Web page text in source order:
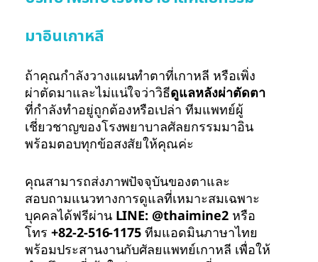
มาอินเกาหลี
ถ้าคุณกำลังวางแผนทำตาที่เกาหลี หรือเพิ่ง
ผ่าตัดมาและไม่แน่ใจว่าวิธีดูแลหลังผ่าตัดตา
ที่กำลังทำอยู่ถูกต้องหรือเปล่า ทีมแพทย์ผู้
เชี่ยวชาญของโรงพยาบาลศัลยกรรมมาอิน
พร้อมตอบทุกข้อสงสัยให้คุณค่ะ
คุณสามารถส่งภาพปัจจุบันของตาและ
สอบถามแนวทางการดูแลที่เหมาะสมเฉพาะ
บุคคลได้ฟรีผ่าน LINE: @thaimine2หรือ
โทร +82-2-516-1175 ทีมแอดมินภาษาไทย
พร้อมประสานงานกับศัลยแพทย์เกาหลี เพื่อให้